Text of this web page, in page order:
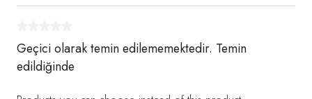
Geçici olarak temin edilememektedir. Temin
edildiğinde